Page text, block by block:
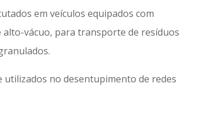
em veículos equipados com
alto-vácuo, para transporte de resíduos
utilizados no desentupimento de redes